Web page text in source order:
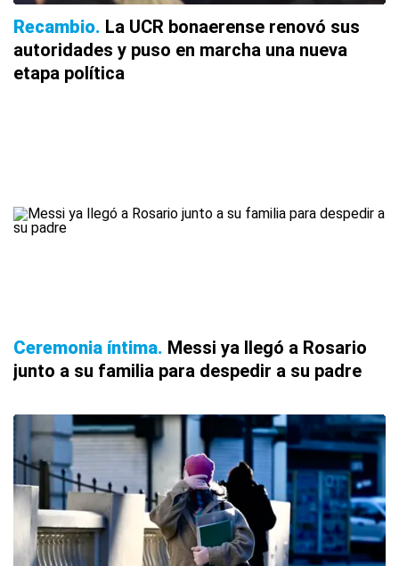
Recambio La UCR bonaerense renovó sus
autoridades y puso en marcha una nueva
etapa política
Ceremonia íntima Messi ya llegó a Rosario
junto a su familia para despedir a su padre